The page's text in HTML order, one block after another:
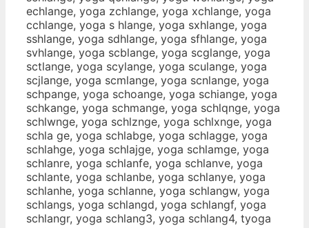
echlange, yoga zchlange, yoga xchlange, yoga
cchlange, yoga s hlange, yoga sxhlange, yoga
sshlange, yoga sdhlange, yoga sfhlange, yoga
svhlange, yoga scblange, yoga scglange, yoga
sctlange, yoga scylange, yoga sculange, yoga
scjlange, yoga scmlange, yoga scnlange, yoga
schpange, yoga schoange, yoga schiange, yoga
schkange, yoga schmange, yoga schlqnge, yoga
schlwnge, yoga schlznge, yoga schlxnge, yoga
schla ge, yoga schlabge, yoga schlagge, yoga
schlahge, yoga schlajge, yoga schlamge, yoga
schlanre, yoga schlanfe, yoga schlanve, yoga
schlante, yoga schlanbe, yoga schlanye, yoga
schlanhe, yoga schlanne, yoga schlangw, yoga
schlangs, yoga schlangd, yoga schlangf, yoga
schlangr, yoga schlang3, yoga schlang4, tyoga